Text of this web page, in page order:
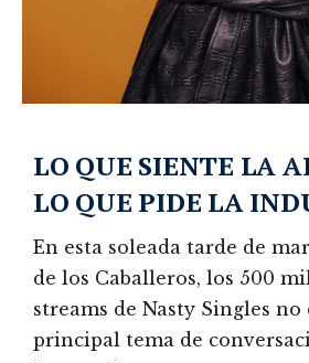
LO QUE SIENTE LA
LO QUE PIDE LA
En esta soleada tarde de
de los Caballeros, los 500
streams de Nasty Singles no
principal tema de